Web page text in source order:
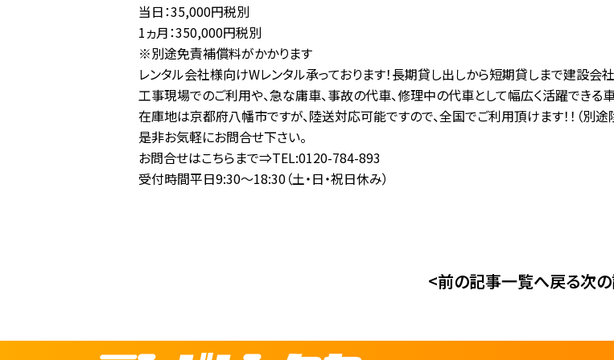
当日：35,000円税別
1ヵ月：350,000円税別
※別途免責補償料がかかります
レンタル会社様向けWレンタル承っております！長期貸し出しから短期貸しまで建設会
工事現場でのご利用や、急な庸車、事故の代車、修理中の代車として幅広く活躍できる車
在庫地は京都府八幡市ですが、陸送対応可能ですので、全国でご利用頂けます！！（別途
是非お気軽にお問合せ下さい。
お問合せはこちらまで⇒TEL:0120-784-893
受付時間平日9:30～18:30（土・日・祝日休み）
<前の記事一覧へ戻る次